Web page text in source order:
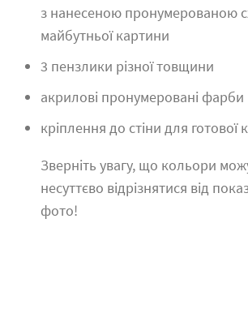
з нанесеною пронумерованою
майбутньої картини
3 пензлики різної товщини
акрилові пронумеровані фарби
кріплення до стіни для готової
Зверніть увагу, що кольори
несуттєво відрізнятися від
фото!